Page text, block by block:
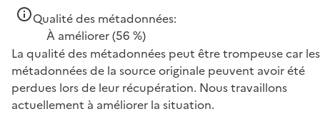
Qualité des métadonnées:
À améliorer(56 %)
La qualité des métadonnées peut être trompeuse car les
métadonnées de la source originale peuvent avoir été
perdues lors de leur récupération. Nous travaillons
actuellement à améliorer la situation.